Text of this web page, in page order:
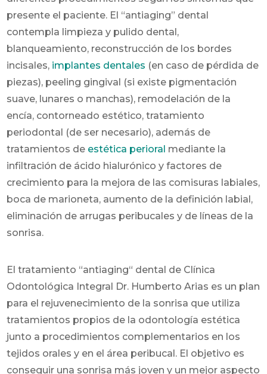
presente el paciente. El “antiaging” dental
contempla limpieza y pulido dental,
blanqueamiento, reconstrucción de los bordes
incisales, implantes dentales (en caso de pérdida de
piezas), peeling gingival (si existe pigmentación
suave, lunares o manchas), remodelación de la
encía, contorneado estético, tratamiento
periodontal (de ser necesario), además de
tratamientos de estética perioral mediante la
infiltración de ácido hialurónico y factores de
crecimiento para la mejora de las comisuras labiales,
boca de marioneta, aumento de la definición labial,
eliminación de arrugas peribucales y de líneas de la
sonrisa.
El tratamiento “antiaging“ dental de Clínica
Odontológica Integral Dr. Humberto Arias es un plan
para el rejuvenecimiento de la sonrisa que utiliza
tratamientos propios de la odontología estética
junto a procedimientos complementarios en los
tejidos orales y en el área peribucal. El objetivo es
conseguir una sonrisa más joven y un mejor aspecto